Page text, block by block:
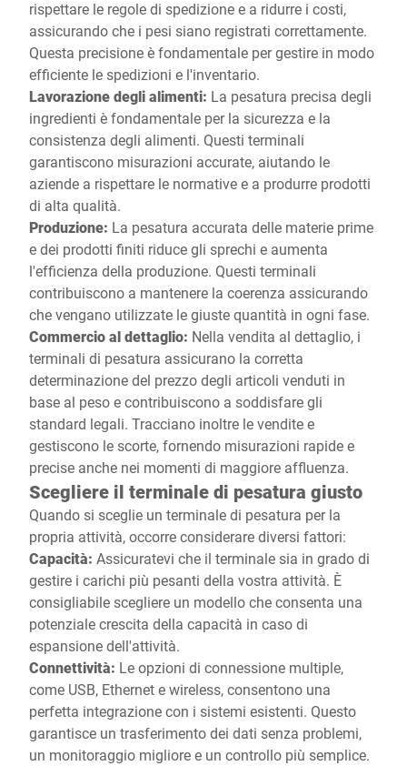
rispettare le regole di spedizione e a ridurre i costi,
assicurando che i pesi siano registrati correttamente.
Questa precisione è fondamentale per gestire in modo
efficiente le spedizioni e l'inventario.
Lavorazione degli alimenti: La pesatura precisa degli
ingredienti è fondamentale per la sicurezza e la
consistenza degli alimenti. Questi terminali
garantiscono misurazioni accurate, aiutando le
aziende a rispettare le normative e a produrre prodotti
di alta qualità.
Produzione: La pesatura accurata delle materie prime
e dei prodotti finiti riduce gli sprechi e aumenta
l'efficienza della produzione. Questi terminali
contribuiscono a mantenere la coerenza assicurando
che vengano utilizzate le giuste quantità in ogni fase.
Commercio al dettaglio: Nella vendita al dettaglio, i
terminali di pesatura assicurano la corretta
determinazione del prezzo degli articoli venduti in
base al peso e contribuiscono a soddisfare gli
standard legali. Tracciano inoltre le vendite e
gestiscono le scorte, fornendo misurazioni rapide e
precise anche nei momenti di maggiore affluenza.
Scegliere il terminale di pesatura giusto
Quando si sceglie un terminale di pesatura per la
propria attività, occorre considerare diversi fattori:
Capacità: Assicuratevi che il terminale sia in grado di
gestire i carichi più pesanti della vostra attività. È
consigliabile scegliere un modello che consenta una
potenziale crescita della capacità in caso di
espansione dell'attività.
Connettività: Le opzioni di connessione multiple,
come USB, Ethernet e wireless, consentono una
perfetta integrazione con i sistemi esistenti. Questo
garantisce un trasferimento dei dati senza problemi,
un monitoraggio migliore e un controllo più semplice.